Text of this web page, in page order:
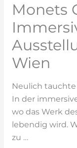
Monets
Wien
Neulich
In der
wo das Werk
lebendig wird.
zu …